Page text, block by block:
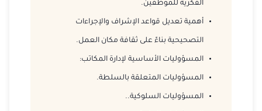
2026-12-21 القاهرة
الفكرية للموظفين.
أهمية تعديل قواعد الإشراف والإجراءات
التصحيحية بناءً على ثقافة مكان العمل.
المسؤوليات الأساسية لإدارة المكاتب:
المسؤوليات المتعلقة بالسلطة.
المسؤوليات السلوكية..